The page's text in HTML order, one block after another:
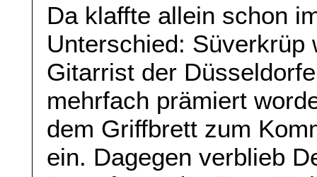
Da klaffte allein schon
Unterschied:
Gitarrist der
mehrfach prämiert
dem Griffbrett zum
ein. Dagegen verblieb